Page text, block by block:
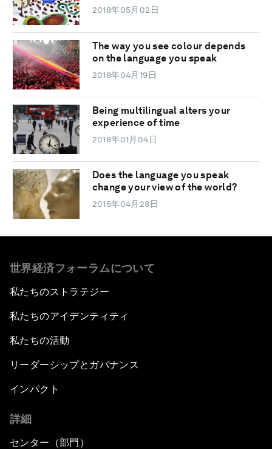
2018年05月02日
The way you see colour depends
on the language you speak
2018年04月19日
Being multilingual alters your
experience of time
2018年01月04日
Does the language you speak
change your view of the world?
2015年04月28日
世界経済フォーラムについて
私たちのストラテジー
私たちのアイデンティティ
私たちの活動
リーダーシップとガバナンス
インパクト
詳細
センター（部門）